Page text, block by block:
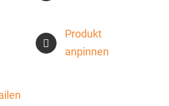
Produkt
anpinnen